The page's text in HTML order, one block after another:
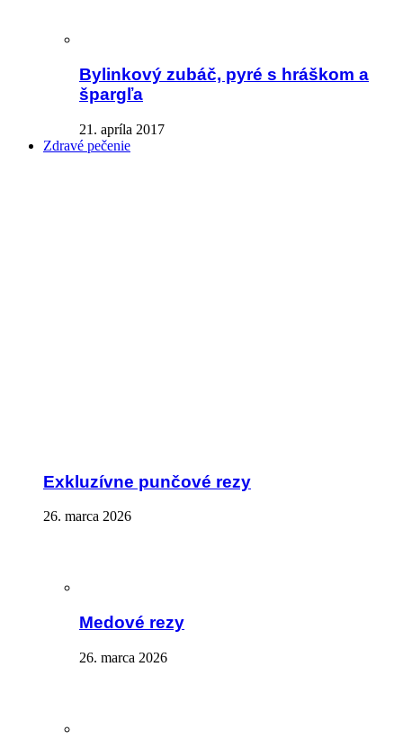
Bylinkový zubáč, pyré s hráškom a
špargľa
21. apríla 2017
Zdravé pečenie
Exkluzívne punčové rezy
26. marca 2026
Medové rezy
26. marca 2026